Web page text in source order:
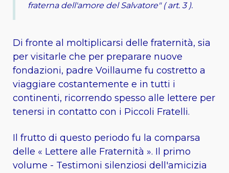
fraterna dell'amore del Salvatore" ( art. 3 ).
Di fronte al moltiplicarsi delle fraternità, sia
per visitarle che per preparare nuove
fondazioni, padre Voillaume fu costretto a
viaggiare costantemente e in tutti i
continenti, ricorrendo spesso alle lettere per
tenersi in contatto con i Piccoli Fratelli.
Il frutto di questo periodo fu la comparsa
delle « Lettere alle Fraternità ». Il primo
volume - Testimoni silenziosi dell'amicizia